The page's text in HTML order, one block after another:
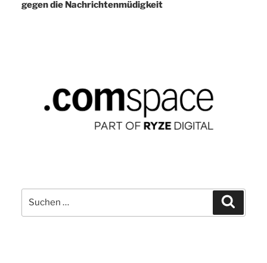
gegen die Nachrichtenmüdigkeit
Suchen
nach: